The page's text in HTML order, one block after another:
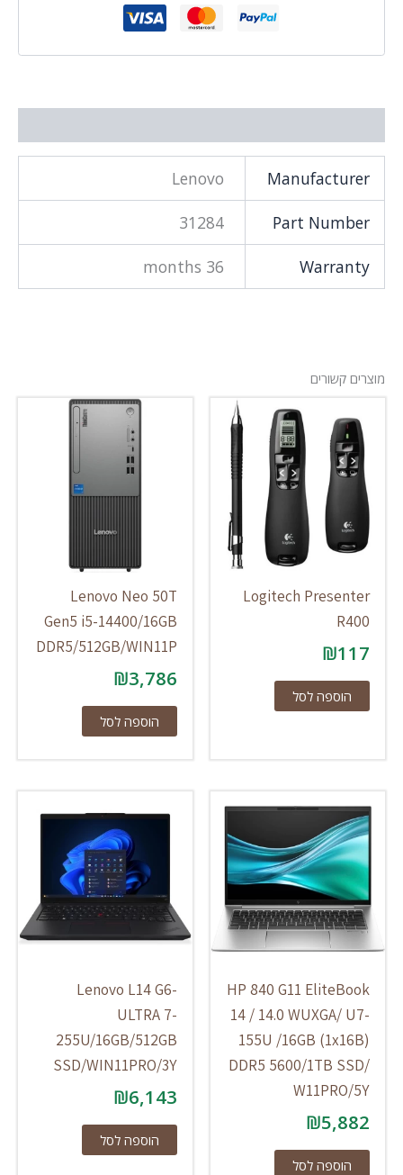
Manufacturer
Lenovo
Part Number
31284
Warranty
36 months
מוצרים קשורים
Logitech Presenter
R400
₪117
הוספה לסל
Lenovo Neo 50T
Gen5 i5-14400/16GB
DDR5/512GB/WIN11P
₪3,786
הוספה לסל
HP 840 G11 EliteBook
14 / 14.0 WUXGA/ U7-
155U /16GB (1x16B)
DDR5 5600/1TB SSD/
W11PRO/5Y
₪5,882
הוספה לסל
Lenovo L14 G6-
ULTRA 7-
255U/16GB/512GB
SSD/WIN11PRO/3Y
₪6,143
הוספה לסל